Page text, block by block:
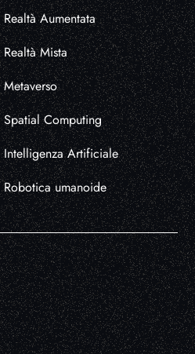
Realtà Aumentata
Realtà Mista
Metaverso
Spatial Computing
Intelligenza Artificiale
Robotica umanoide